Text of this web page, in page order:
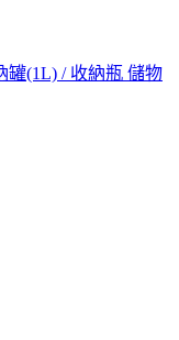
罐(1L) / 收納瓶 儲物